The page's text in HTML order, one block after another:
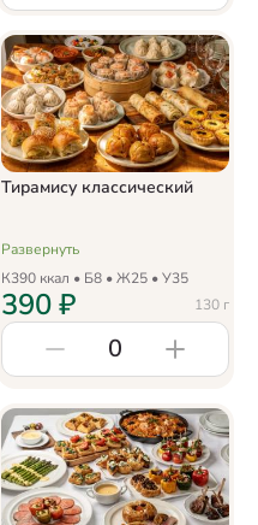
Тирамису классический
Развернуть
К390 ккал • Б8 • Ж25 • У35
130 г
390₽
0